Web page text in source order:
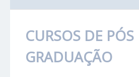
CURSOS DE PÓS
GRADUAÇÃO